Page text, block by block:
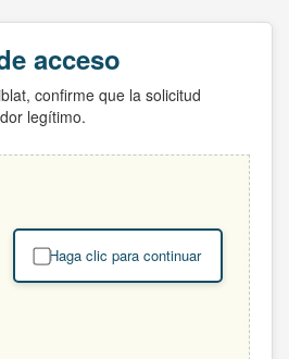
acceso
confirme que la solicitud
legítimo.
Haga clic para continuar